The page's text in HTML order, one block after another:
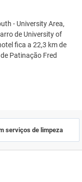
- University Area,
de University of
fica a 22,3 km de
Patinação Fred
serviços de limpeza